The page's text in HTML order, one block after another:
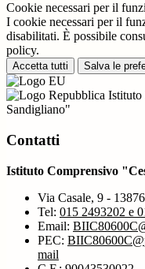
Cookie necessari per il
I cookie necessari per il
disabilitati. È possibile
policy.
Accetta tutti Salva le
Istituto
Sandigliano"
Contatti
Istituto Comprensivo
Via Casale, 9 -
Tel: 015 2493202 e
Email:
PEC:
mail